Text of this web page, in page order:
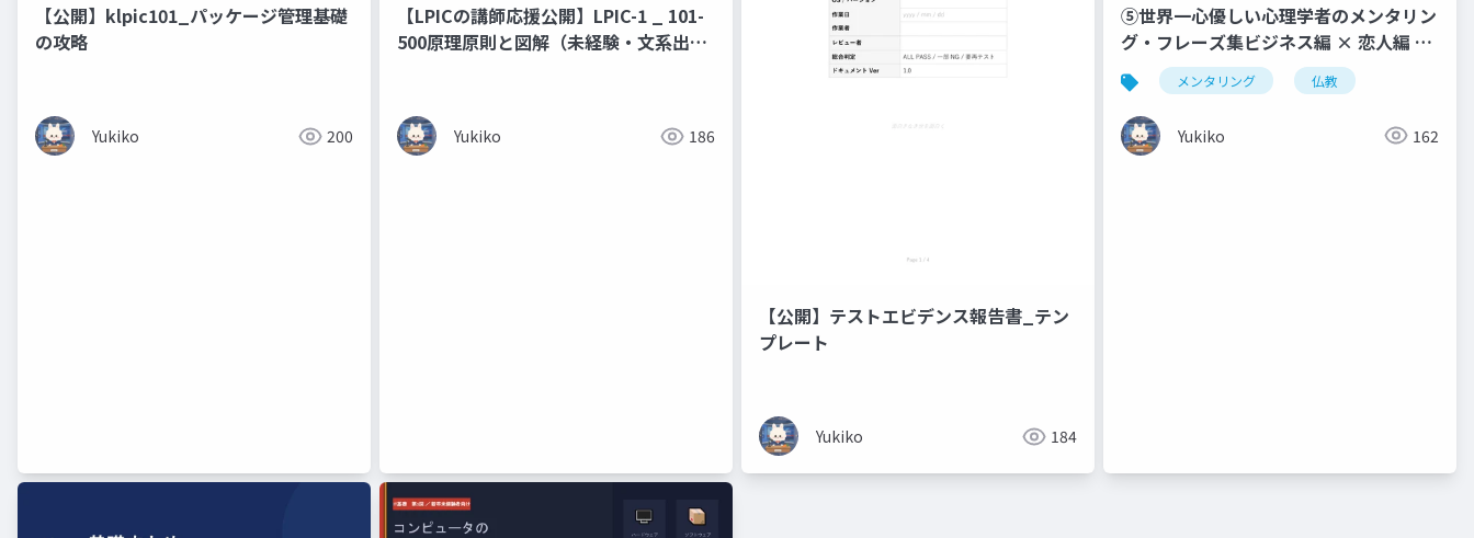
【公開】klpic101_パッケージ管理基礎
の攻略
Yukiko 200
【LPICの講師応援公開】LPIC-1 _ 101-
500原理原則と図解（未経験・文系出身
くのかを図で理解する編
Yukiko 186
【公開】テストエビデンス報告書_テン
プレート
Yukiko 184
⑤世界一心優しい心理学者のメンタリン
グ・フレーズ集ビジネス編 × 恋人編 ×
浄土真宗のこころ _ Business ・
Romance ・ Words of Buddhist
Compassion
メンタリング 仏教
Yukiko 162